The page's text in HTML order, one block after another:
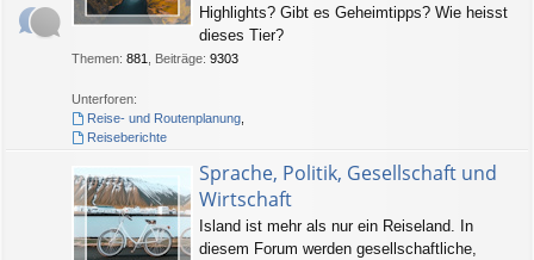
Highlights? Gibt es Geheimtipps? Wie heisst
dieses Tier?
Themen: 881 Beiträge: 9303
Unterforen:
Reise- und Routenplanung,
Reiseberichte
Sprache, Politik, Gesellschaft und
Wirtschaft
Island ist mehr als nur ein Reiseland. In
diesem Forum werden gesellschaftliche,